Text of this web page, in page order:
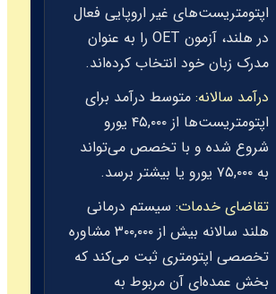
اپتومتریست‌های غیر اروپایی فعال
در هلند، آزمون OET را به عنوان
مدرک زبان خود انتخاب کرده‌اند.
درآمد سالانه:متوسط درآمد برای
اپتومتریست‌ها از ۴۵,۰۰۰ یورو
شروع شده و با تخصص می‌تواند
به ۷۵,۰۰۰ یورو یا بیشتر برسد.
تقاضای خدمات:سیستم درمانی
هلند سالانه بیش از ۳۰۰,۰۰۰ مشاوره
تخصصی اپتومتری ثبت می‌کند که
بخش عمده‌ای آن مربوط به